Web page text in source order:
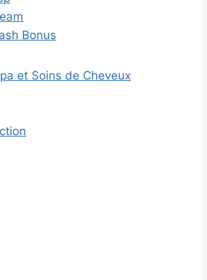
Bonus
et Soins de Cheveux